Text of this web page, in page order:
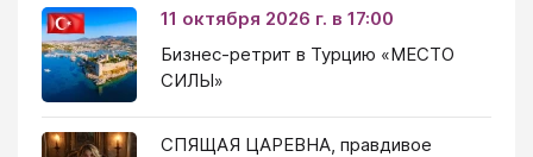
11 октября 2026 г. в 17:00
Бизнес-ретрит в Турцию «МЕСТО
СИЛЫ»
СПЯЩАЯ ЦАРЕВНА, правдивое